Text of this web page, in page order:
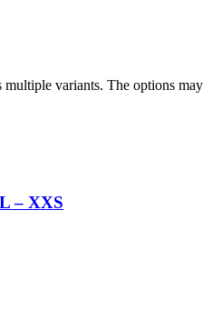
multiple variants. The options may
– XXS